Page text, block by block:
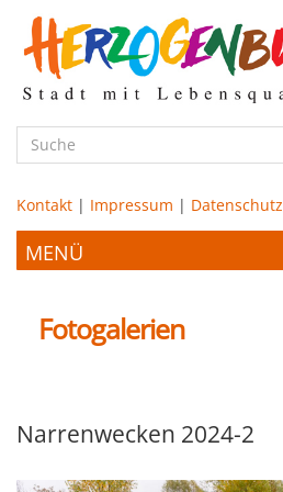
zum
Hauptinhalt
Kontakt | Impressum | Datenschutz
Bürgerservice & Politik
Leben & Wohnen
Fotogalerien
Narrenwecken 2024-2